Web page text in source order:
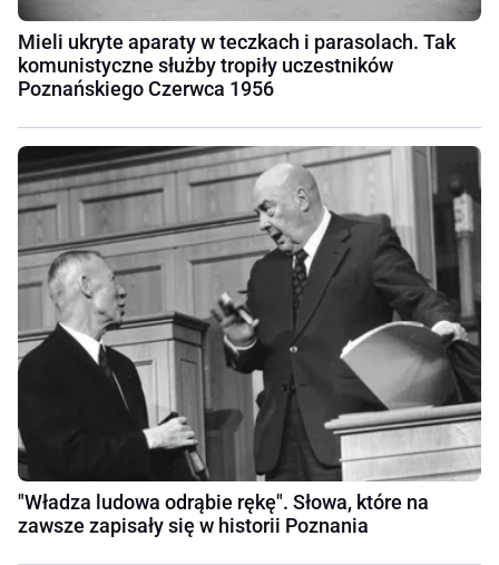
Mieli ukryte aparaty w teczkach i parasolach. Tak
komunistyczne służby tropiły uczestników
Poznańskiego Czerwca 1956
"Władza ludowa odrąbie rękę". Słowa, które na
zawsze zapisały się w historii Poznania